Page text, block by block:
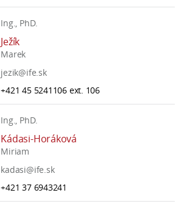
Ing., PhD.
Ježík
Marek
jezik@ife.sk
+421 45 5241106 ext. 106
Ing., PhD.
Kádasi-Horáková
Miriam
kadasi@ife.sk
+421 37 6943241